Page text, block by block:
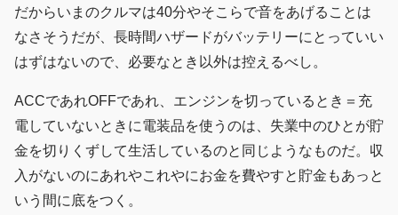
だからいまのクルマは40分やそこらで音をあげることは
なさそうだが、長時間ハザードがバッテリーにとっていい
はずはないので、必要なとき以外は控えるべし。
ACCであれOFFであれ、エンジンを切っているとき＝充
電していないときに電装品を使うのは、失業中のひとが貯
金を切りくずして生活しているのと同じようなものだ。収
入がないのにあれやこれやにお金を費やすと貯金もあっと
いう間に底をつく。